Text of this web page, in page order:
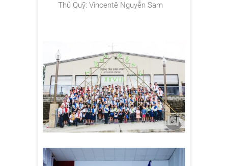
Thủ Quỹ: Vincentê Nguyễn Sam